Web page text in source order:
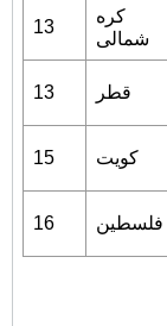
13
کره
شمالی
13 قطر
15 کویت
16 فلسطین